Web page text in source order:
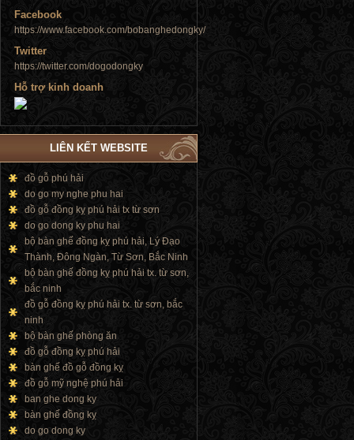
Tủ đứng
Facebook
https://www.facebook.com/bobanghedongky/
Twitter
https://twitter.com/dogodongky
Hỗ trợ kinh doanh
LIÊN KẾT WEBSITE
đồ gỗ phú hải
do go my nghe phu hai
đồ gỗ đồng kỵ phú hải tx từ sơn
do go dong ky phu hai
bộ bàn ghế đồng kỵ phú hải, Lý Đạo
Thành, Đông Ngàn, Từ Sơn, Bắc Ninh
bộ bàn ghế đồng kỵ phú hải tx. từ sơn,
bắc ninh
đồ gỗ đồng kỵ phú hải tx. từ sơn, bắc
ninh
bộ bàn ghế phòng ăn
đồ gỗ đồng kỵ phú hải
bàn ghế đồ gỗ đồng kỵ
đồ gỗ mỹ nghệ phú hải
ban ghe dong ky
bàn ghế đồng kỵ
do go dong ky